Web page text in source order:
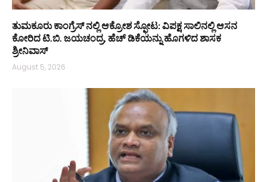
ತುಮಕೂರು ಕಾಂಗ್ರೆಸ್ ನಲ್ಲಿ ಆಕ್ರೋಶ ಸ್ಫೋಟ: ವಿಪಕ್ಷ ಸಾಲಿನಲ್ಲಿ ಆಸನ
ಕೋರಿದ ಟಿ.ಬಿ. ಜಯಚಂದ್ರ, ಹೆಚ್ ಡಿಕೆಯನ್ನು ಹೊಗಳಿದ ಶಾಸಕ
ಶ್ರೀನಿವಾಸ್
August 5, 2026